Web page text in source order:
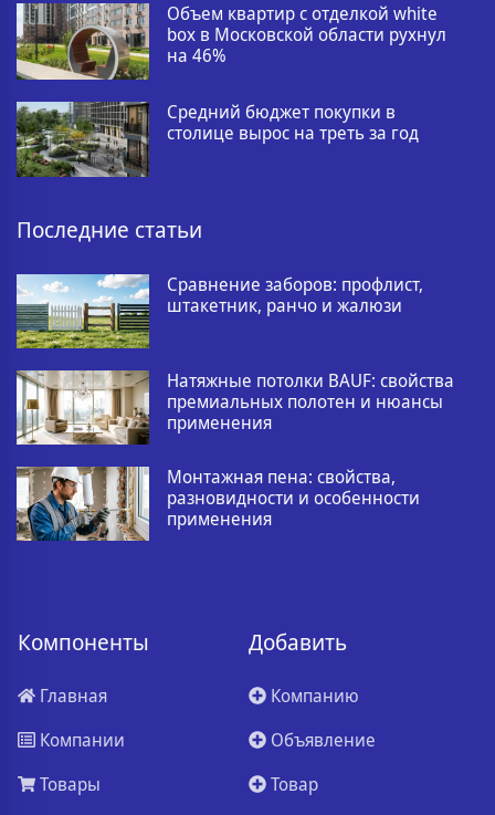
Объем квартир с отделкой white
box в Московской области рухнул
на 46%
Средний бюджет покупки в
столице вырос на треть за год
Последние статьи
Сравнение заборов: профлист,
штакетник, ранчо и жалюзи
Натяжные потолки BAUF: свойства
премиальных полотен и нюансы
применения
Монтажная пена: свойства,
разновидности и особенности
применения
Компоненты
Главная
Компании
Товары
Добавить
Компанию
Объявление
Товар